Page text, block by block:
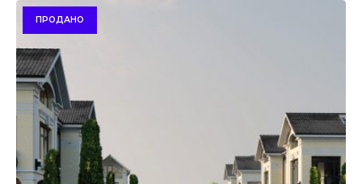
ПРОДАНО